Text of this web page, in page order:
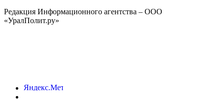
Редакция Информационного агентства – ООО
«УралПолит.ру»